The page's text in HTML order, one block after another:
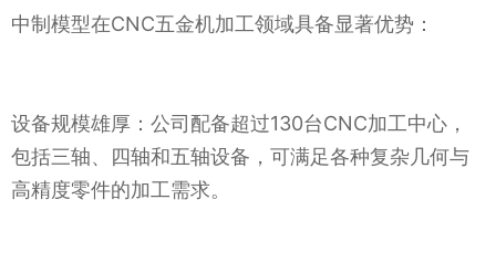
中制模型在CNC五金机加工领域具备显著优势：
设备规模雄厚：公司配备超过130台CNC加工中心，
包括三轴、四轴和五轴设备，可满足各种复杂几何与
高精度零件的加工需求。